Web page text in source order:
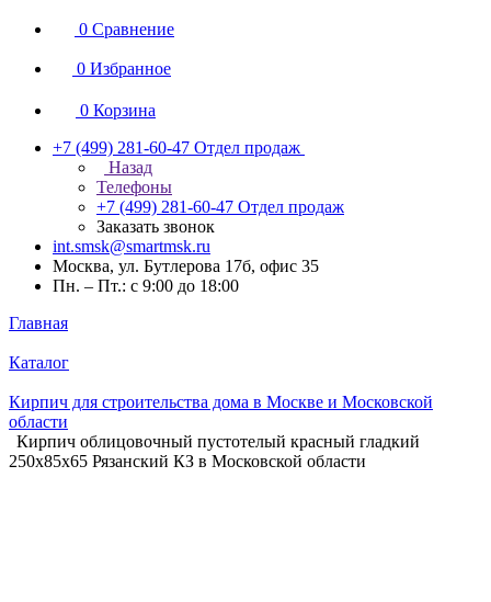
0 Сравнение
0 Избранное
0 Корзина
+7 (499) 281-60-47 Отдел продаж
Назад
Телефоны
+7 (499) 281-60-47 Отдел продаж
Заказать звонок
int.smsk@smartmsk.ru
Москва, ул. Бутлерова 17б, офис 35
Пн. – Пт.: с 9:00 до 18:00
Главная
Каталог
Кирпич для строительства дома в Москве и Московской
области
Кирпич облицовочный пустотелый красный гладкий
250х85х65 Рязанский КЗ в Московской области